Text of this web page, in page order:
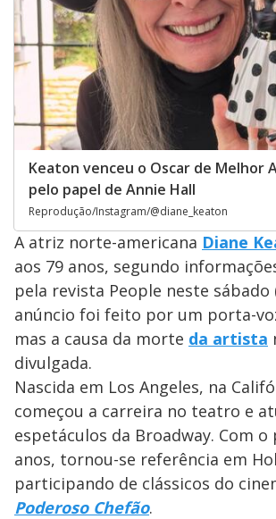
Keaton venceu o Oscar de Melhor
pelo papel de Annie Hall
Reprodução/Instagram/@diane_keaton
A atriz norte-americana Diane
aos 79 anos, segundo
pela revista People neste sábado
anúncio foi feito por um porta-
mas a causa da morte da artista
divulgada.
Nascida em Los Angeles, na
começou a carreira no teatro e
espetáculos da Broadway. Com o
anos, tornou-se referência em
participando de clássicos do
Poderoso Chefão.